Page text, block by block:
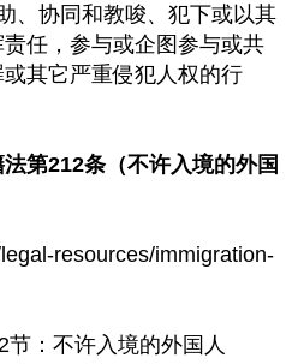
、协同和教唆、犯下或以其
任，参与或企图参与或共
其它严重侵犯人权的行
法第212条（不许入境的外国
resources/immigration-
：不许入境的外国人